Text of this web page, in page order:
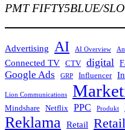
PMT FIFTY5BLUE/
Advertising AI AI Overview
Connected TV CTV digital
Google Ads GRP Influencer
Lion Communications
Mindshare Netflix PPC Produkt
Reklama Retail